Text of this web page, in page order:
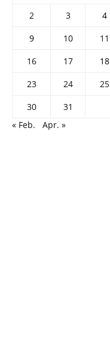
2
3 4
9
10 11
16
17 18
23
24 25
30
31
« Feb.
Apr. »